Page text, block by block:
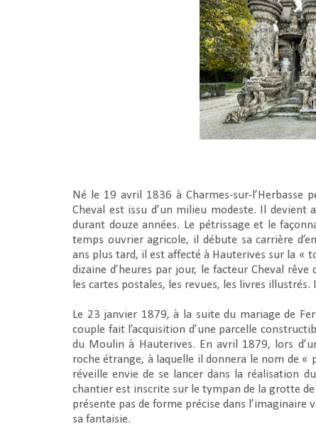
Né le 19 avril 1836 à Charmes-sur-l’Herbasse
Cheval est issu d’un milieu modeste. Il devient
durant douze années. Le pétrissage et le
temps ouvrier agricole, il débute sa carrière
ans plus tard, il est affecté à Hauterives sur la «
dizaine d’heures par jour, le facteur Cheval rêve
les cartes postales, les revues, les livres illustrés.
Le 23 janvier 1879, à la suite du mariage de
couple fait l’acquisition d’une parcelle
du Moulin à Hauterives. En avril 1879, lors
roche étrange, à laquelle il donnera le nom de «
réveille envie de se lancer dans la réalisation
chantier est inscrite sur le tympan de la grotte
présente pas de forme précise dans
sa fantaisie.